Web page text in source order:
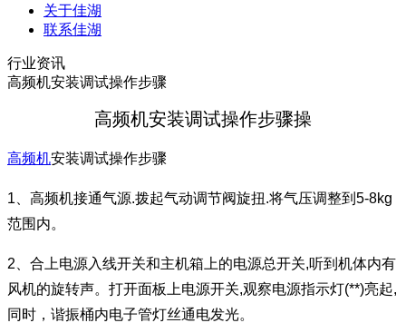
关于佳湖
联系佳湖
行业资讯
高频机安装调试操作步骤
高频机安装调试操作步骤操
高频机安装调试操作步骤
1、高频机接通气源.拨起气动调节阀旋扭.将气压调整到5-8kg
范围内。
2、合上电源入线开关和主机箱上的电源总开关,听到机体内有
风机的旋转声。打开面板上电源开关,观察电源指示灯(**)亮起,
同时，谐振桶内电子管灯丝通电发光。